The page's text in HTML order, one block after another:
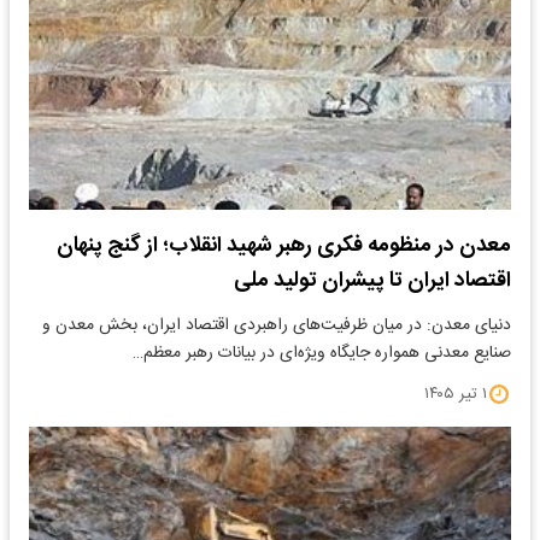
معدن در منظومه فکری رهبر شهید انقلاب؛ از گنج پنهان
اقتصاد ایران تا پیشران تولید ملی
دنیای معدن: در میان ظرفیت‌های راهبردی اقتصاد ایران، بخش معدن و
صنایع معدنی همواره جایگاه ویژه‌ای در بیانات رهبر معظم…
۱ تیر ۱۴۰۵